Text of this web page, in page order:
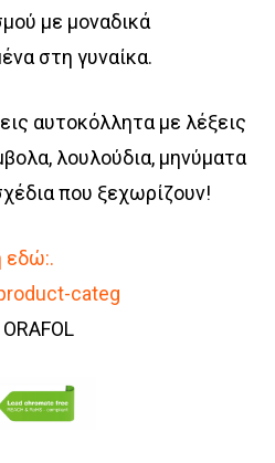
με μοναδικά
στη γυναίκα.
αυτοκόλλητα με λέξεις
λουλούδια, μηνύματα
που ξεχωρίζουν!
εδώ:.
categ